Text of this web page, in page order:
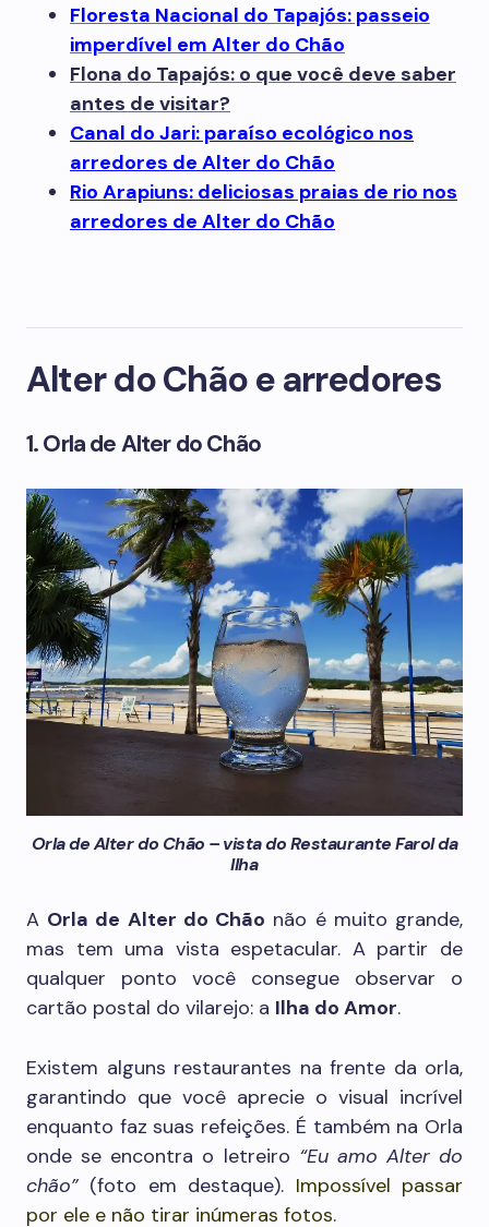
Floresta Nacional do Tapajós: passeio
imperdível em Alter do Chão
Flona do Tapajós: o que você deve saber
antes de visitar?
Canal do Jari: paraíso ecológico nos
arredores de Alter do Chão
Rio Arapiuns: deliciosas praias de rio nos
arredores de Alter do Chão
Alter do Chão e arredores
1. Orla de Alter do Chão
Orla de Alter do Chão – vista do Restaurante Farol da
Ilha
A Orla de Alter do Chão não é muito grande,
mas tem uma vista espetacular. A partir de
qualquer ponto você consegue observar o
cartão postal do vilarejo: a Ilha do Amor.
Existem alguns restaurantes na frente da orla,
garantindo que você aprecie o visual incrível
enquanto faz suas refeições. É também na Orla
onde se encontra o letreiro “Eu amo Alter do
chão” (foto em destaque). Impossível passar
por ele e não tirar inúmeras fotos.